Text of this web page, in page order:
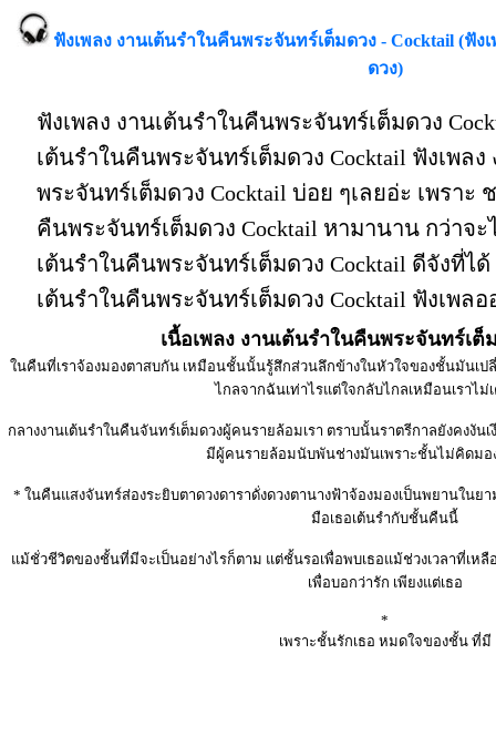
ฟังเพลง งานเต้นรำในคืนพระจันทร์เต็มดวง - Cocktail (ฟั
ดวง)
ฟังเพลง งานเต้นรำในคืนพระจันทร์เต็มดวง
เต้นรำในคืนพระจันทร์เต็มดวง Cocktail ฟังเพล
พระจันทร์เต็มดวง Cocktail บ่อย ๆเลยอ่ะ เพราะ
คืนพระจันทร์เต็มดวง Cocktail หามานาน กว่าจะ
เต้นรำในคืนพระจันทร์เต็มดวง Cocktail ดีจังที่ไ
เต้นรำในคืนพระจันทร์เต็มดวง Cocktail ฟังเพล
เนื้อเพลง งานเต้นรำในคืนพระจันทร์เต็
ในคืนที่เราจ้องมองตาสบกัน เหมือนชั้นนั้นรู้สึกส่วนลึกข้างในหัวใจของชั้นมันเป
ไกลจากฉันเท่าไรแต่ใจกลับไกลเหมือนเราไ­ม่
กลางงานเต้นรำในคืนจันทร์เต็มดวงผู้คนรายล้อมเรา ตราบนั้นราตรีกาลยังคงงัน
มีผู้คนรายล้อมนับพันช่างมันเพราะชั้นไ­ม่คิดมอ
* ในคืนแสงจันทร์ส่องระยิบตาดวงดาราดั่งดวงตานางฟ้าจ้องมองเป็นพยานในยา
มือเธอเต้นรำกับชั้นคืนนี้
แม้ชั่วชีวิตของชั้นที่มีจะเป็นอย่างไรก็ตาม แต่ชั้นรอเพื่อพบเธอแม้ช่วงเวลาที่เห
เพื่อบอกว่ารัก เพียงแต่เธอ
*
เพราะชั้นรักเธอ หมดใจของชั้น ที่มี